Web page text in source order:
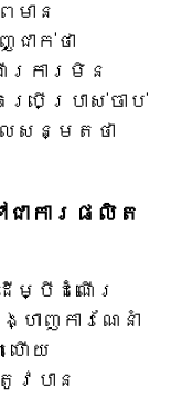
មាន
ាក់ថា
ការមិន
ើប្រាស់ចាប់
លសន្មតថា
ា​ការ​ផលិត​
ម្បីដំណើរ
ាញការណែនាំ
ហើយ
វបាន